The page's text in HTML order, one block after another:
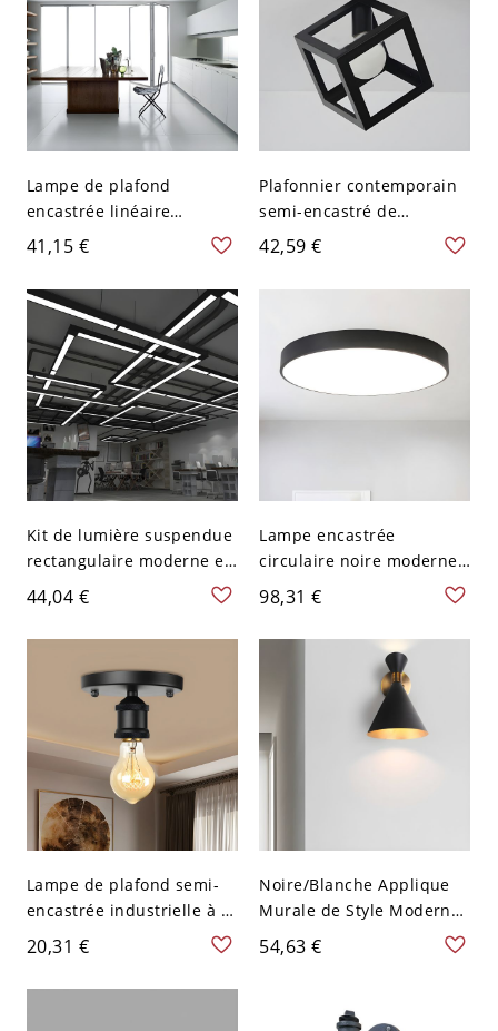
Lampe de plafond
encastrée linéaire
contemporaine en
aluminium noir avec
éclairage LED pour
cuisine, largeur de 23,5"
41,15 €
Plafonnier contemporain
semi-encastré de
chambre carrée en métal
noir à 1 ampoule
42,59 €
Kit de lumière suspendue
rectangulaire moderne en
acrylique LED pour
éclairage vers le bas de
gymnase en noir - 110 V-
44,04 €
Lampe encastrée
circulaire noire moderne
LED, plafonnier en
acrylique avec lumière
blanche, 9" de large, 2" de
98,31 €
Lampe de plafond semi-
encastrée industrielle à 1
tête en métal nu noir
20,31 €
Noire/Blanche Applique
Murale de Style Moderne
en Forme d'Entonnoir en
Métal à 1 Ampoule Lampe
110 V-120 V
54,63 €